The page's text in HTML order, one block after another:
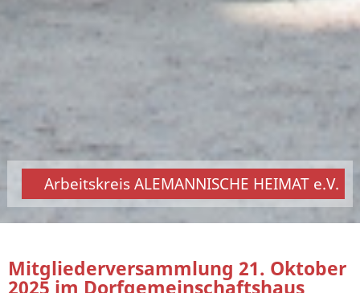
Arbeitskreis ALEMANNISCHE HEIMAT e.V.
Mitgliederversammlung 21. Oktober
2025 im Dorfgemeinschaftshaus